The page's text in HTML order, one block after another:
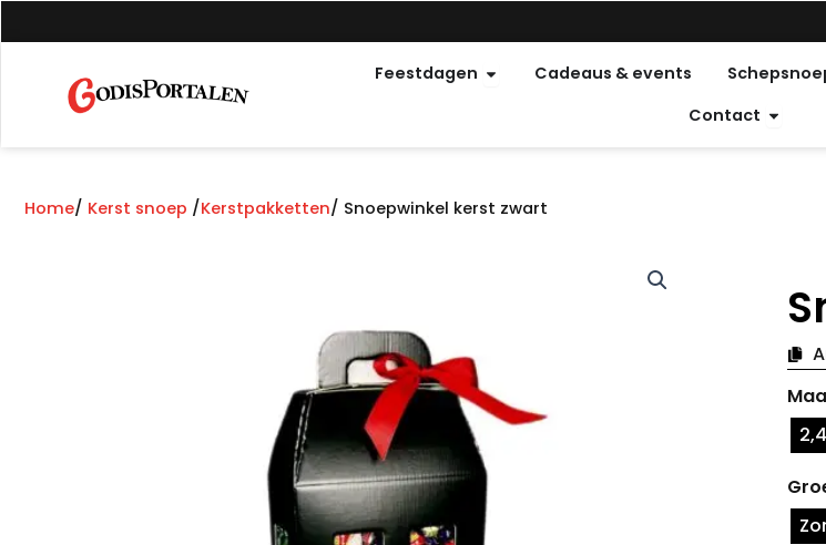
naar
Feestdagen Open Feestdagen
Cadeaus & events
Contact Open
Home/ Kerst snoep /Kerstpakketten/ Snoepwinkel kerst zwart
kerst